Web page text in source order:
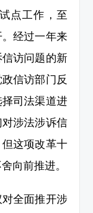
点工作，至
。经过一年来
访问题的新
信访部门反
司法渠道进
涉法涉诉信
这项改革十
向前推进。
全面推开涉